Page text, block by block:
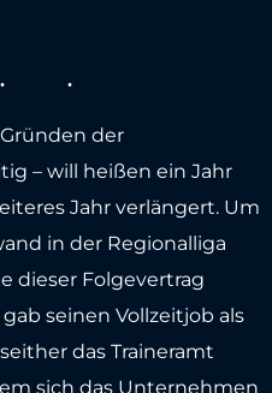
der
– will heißen ein Jahr
Jahr verlängert. Um
in der Regionalliga
dieser Folgevertrag
seinen Vollzeitjob als
das Traineramt
sich das Unternehmen